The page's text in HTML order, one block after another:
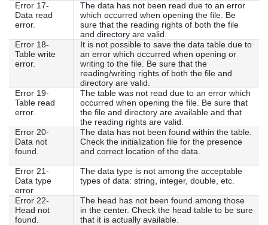
Error 17-
Data read
error.
The data has not been read due to an error
which occurred when opening the file. Be
sure that the reading rights of both the file
and directory are valid.
Error 18-
Table write
error.
It is not possible to save the data table due to
an error which occurred when opening or
writing to the file. Be sure that the
reading/writing rights of both the file and
directory are valid.
Error 19-
Table read
error.
The table was not read due to an error which
occurred when opening the file. Be sure that
the file and directory are available and that
the reading rights are valid.
Error 20-
Data not
found.
The data has not been found within the table.
Check the initialization file for the presence
and correct location of the data.
Error 21-
Data type
error
The data type is not among the acceptable
types of data: string, integer, double, etc.
Error 22-
Head not
found.
The head has not been found among those
in the center. Check the head table to be sure
that it is actually available.